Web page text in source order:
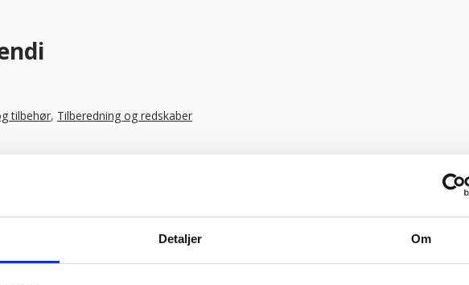
Detaljer Om
tilbehør, Tilberedning og redskaber